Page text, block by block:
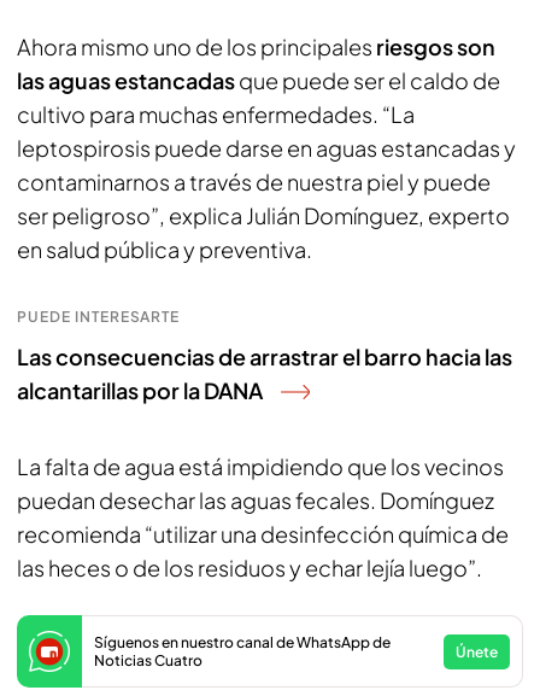
Ahora mismo uno de los principales riesgos son
las aguas estancadasque puede ser el caldo de
cultivo para muchas enfermedades. “La
leptospirosis puede darse en aguas estancadas y
contaminarnos a través de nuestra piel y puede
ser peligroso”, explica Julián Domínguez, experto
en salud pública y preventiva.
PUEDE INTERESARTE
Las consecuencias de arrastrar el barro hacia las
alcantarillas por la DANA
La falta de agua está impidiendo que los vecinos
puedan desechar las aguas fecales. Domínguez
recomienda “utilizar una desinfección química de
las heces o de los residuos y echar lejía luego”.
Síguenos en nuestro canal de WhatsApp de
Noticias Cuatro
Únete